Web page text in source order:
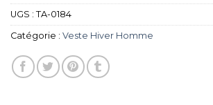
UGS : TA-0184
Catégorie : Veste Hiver Homme